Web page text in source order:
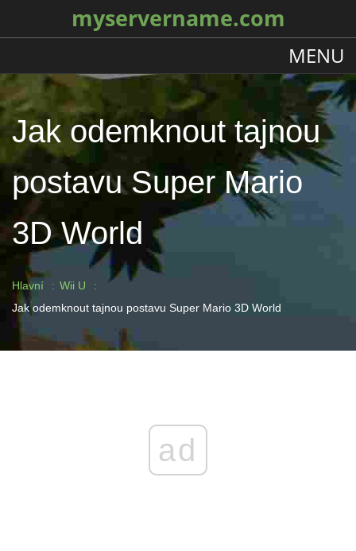
myservername.com
MENU
Jak odemknout tajnou
postavu Super Mario
3D World
Hlavní
Wii U
Jak odemknout tajnou postavu Super Mario 3D World
ad